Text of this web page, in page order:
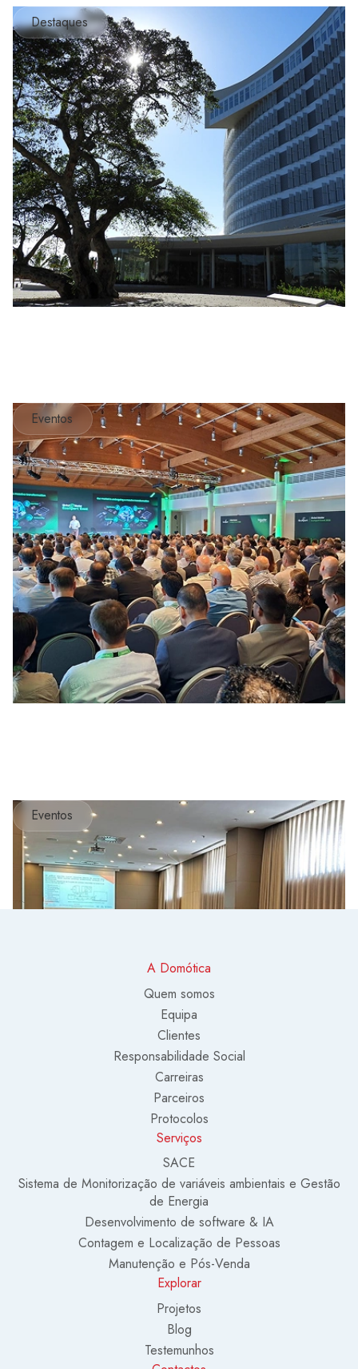
Destaques
Eventos
Eventos
A Domótica
Quem somos
Equipa
Clientes
Responsabilidade Social
Carreiras
Parceiros
Protocolos
Serviços
SACE
Sistema de Monitorização de variáveis ambientais e Gestão
de Energia
Desenvolvimento de software & IA
Contagem e Localização de Pessoas
Manutenção e Pós-Venda
Explorar
Projetos
Blog
Testemunhos